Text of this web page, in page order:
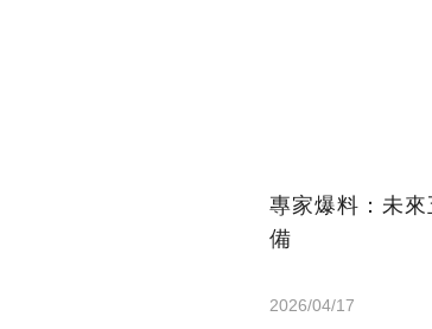
專家爆料：未
備
2026/04/17